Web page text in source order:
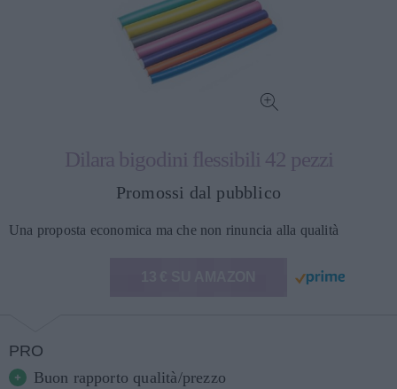
Dilara bigodini flessibili 42 pezzi
Promossi dal pubblico
Una proposta economica ma che non rinuncia alla qualità
PRO
Buon rapporto qualità/prezzo